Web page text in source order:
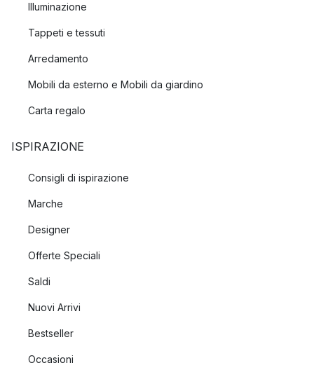
Illuminazione
Tappeti e tessuti
Arredamento
Mobili da esterno e Mobili da giardino
Carta regalo
ISPIRAZIONE
Consigli di ispirazione
Marche
Designer
Offerte Speciali
Saldi
Nuovi Arrivi
Bestseller
Occasioni